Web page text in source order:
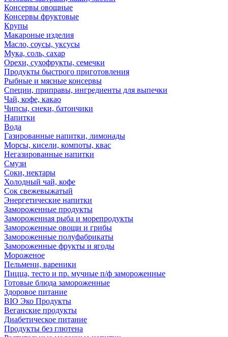
Консервы овощные
Консервы фруктовые
Крупы
Макароные изделия
Масло, соусы, уксусы
Мука, соль, сахар
Орехи, сухофрукты, семечки
Продукты быстрого приготовления
Рыбные и мясные консервы
Специи, приправы, ингредиенты для выпечки
Чай, кофе, какао
Чипсы, снеки, батончики
Напитки
Вода
Газированные напитки, лимонады
Морсы, кисели, компоты, квас
Негазированные напитки
Смузи
Соки, нектары
Холодный чай, кофе
Сок свежевыжатый
Энергетические напитки
Замороженные продукты
Замороженная рыба и морепродукты
Замороженные овощи и грибы
Замороженные полуфабрикаты
Замороженные фрукты и ягоды
Мороженое
Пельмени, вареники
Пицца, тесто и пр. мучные п/ф замороженные
Готовые блюда замороженные
Здоровое питание
BIO Эко Продукты
Веганские продукты
Диабетическое питание
Продукты без глютена